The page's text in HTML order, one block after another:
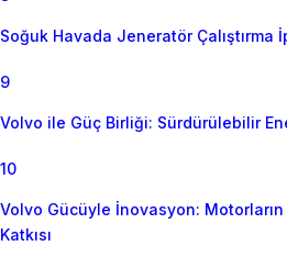
Soğuk Havada Jeneratör Çalıştırma
9
Volvo ile Güç Birliği: Sürdürülebilir
10
Volvo Gücüyle İnovasyon:
Katkısı